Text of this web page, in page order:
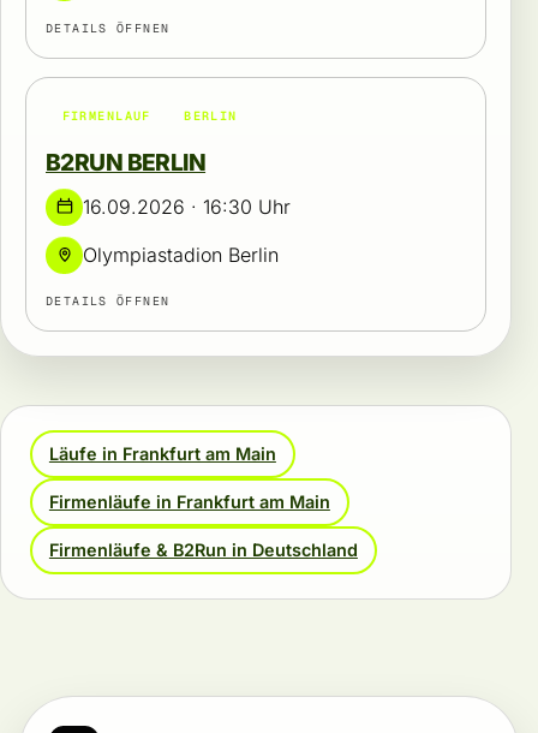
DETAILS ÖFFNEN
FIRMENLAUF BERLIN
B2RUN BERLIN
16.09.2026 · 16:30 Uhr
Olympiastadion Berlin
DETAILS ÖFFNEN
Läufe in Frankfurt am Main
Firmenläufe in Frankfurt am Main
Firmenläufe & B2Run in Deutschland